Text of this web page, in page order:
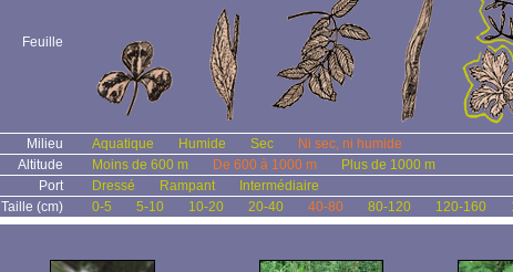
Feuille
Milieu Aquatique Humide Sec
Ni sec, ni humide
Altitude
Moins de 600 m De 600 à 1000 m
Plus de 1000 m
Port
Dressé Rampant
Intermédiaire
Taille (cm)
0-5 5-10 10-20 20-40 40-80 80-120 120-160